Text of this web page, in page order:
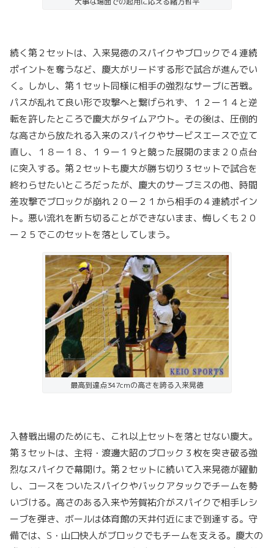
続く第２セットは、入来晃徳のスパイクやブロックで４連続
ポイントを奪うなど、慶大がリードする形で試合が進んでい
く。しかし、第１セット同様に相手の強烈なサーブに苦戦。
パスが乱れて良い形で攻撃へと繋げられず、１２ー１４と逆
転を許したところで慶大がタイムアウト。その後は、圧倒的
な高さから放たれる入来のスパイクやサービスエースで立て
直し、１８ー１８、１９ー１９と競った展開のまま２０点台
に突入する。第２セットも慶大が勝ち切り３セットで試合を
終わらせたいところだったが、慶大のサーブミスの他、時間
差攻撃でブロックが崩れ２０ー２１から相手の４連続ポイン
ト。悪い流れを断ち切ることができないまま、悔しくも２０
ー２５でこのセットを落としてしまう。
最高到達点347cmの高さを誇る入来晃徳
入替戦出場のためにも、これ以上セットを落とせない慶大。
第３セットは、主将・渡邊大昭のブロック３枚を突き破る強
烈なスパイクで幕開け。第２セットに続いて入来晃徳が躍動
し、コースをついたスパイクやバックアタックでチームを勢
いづける。高さのある入来や芳賀祐介がスパイクで相手レシ
ーブを弾き、ボールは体育館の天井付近にまで到達する。守
備では、S・山口快人がブロックでもチームを支える。慶大の